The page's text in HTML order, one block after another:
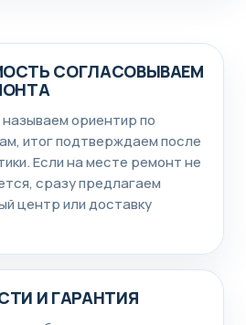
СОГЛАСОВЫВАЕМ
ориентир по
итог подтверждаем после
Если на месте ремонт не
сразу предлагаем
центр или доставку
И ГАРАНТИЯ